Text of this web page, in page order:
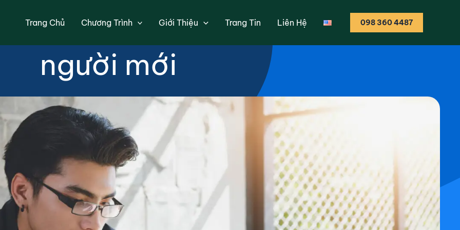
Trang Chủ Chương Trình Giới Thiệu Trang Tin Liên Hệ 098 360 4487
đầu từ đâu? Lộ trình học cho
người mới